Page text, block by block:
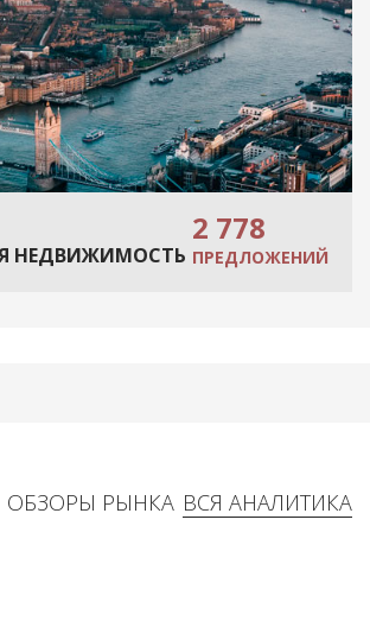
НЕДВИЖИМОСТЬ
2 778
ПРЕДЛОЖЕНИЙ
ВСЯ АНАЛИТИКА
ОБЗОРЫ РЫНКА